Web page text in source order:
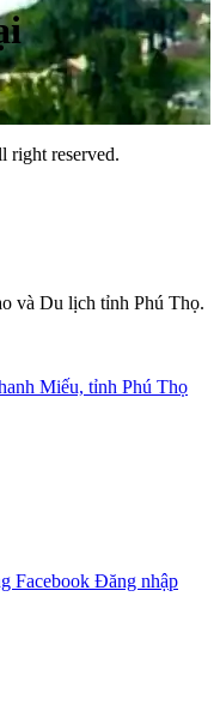
right reserved.
và Du lịch tỉnh Phú Thọ.
Miếu, tỉnh Phú Thọ
Facebook Đăng nhập